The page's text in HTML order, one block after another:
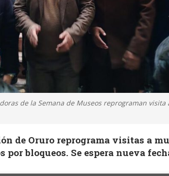
de la Semana de Museos reprograman visita
de Oruro reprograma visitas a
por bloqueos. Se espera nueva